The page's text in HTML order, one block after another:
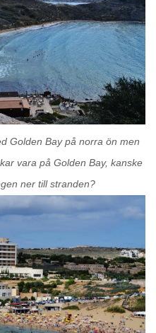
Golden Bay på norra ön men
vara på Golden Bay, kanske
ner till stranden?